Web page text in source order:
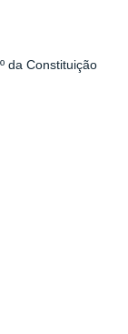
da Constituição